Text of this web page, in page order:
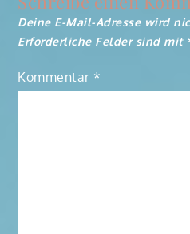
Deine E-Mail-Adresse wird
Erforderliche Felder sind mit
Kommentar *